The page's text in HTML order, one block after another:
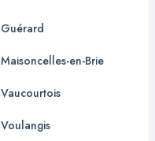
Guérard
Maisoncelles-en-Brie
Vaucourtois
Voulangis